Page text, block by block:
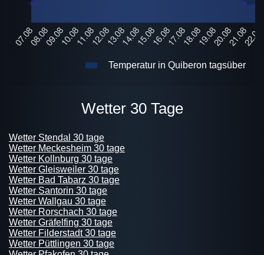
Temperatur in Quiberon tagsüber
Wetter 30 Tage
Wetter Stendal 30 tage
Wetter Meckesheim 30 tage
Wetter Kollnburg 30 tage
Wetter Gleisweiler 30 tage
Wetter Bad Tabarz 30 tage
Wetter Santorin 30 tage
Wetter Wallgau 30 tage
Wetter Rorschach 30 tage
Wetter Gräfelfing 30 tage
Wetter Filderstadt 30 tage
Wetter Püttlingen 30 tage